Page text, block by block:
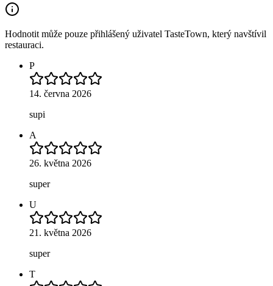
Hodnotit může pouze přihlášený uživatel TasteTown, který navštívil
restauraci.
P
14. června 2026
supi
A
26. května 2026
super
U
21. května 2026
super
T